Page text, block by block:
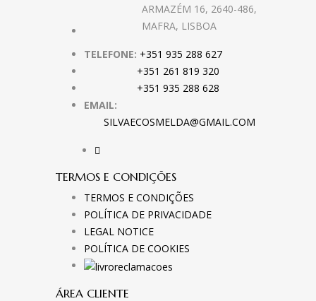
ARMAZÉM 16, 2640-486,
MAFRA, LISBOA
TELEFONE: +351 935 288 627
+351 261 819 320
+351 935 288 628
EMAIL:
SILVAECOSMELDA@GMAIL.COM
TERMOS E CONDIÇÕES
TERMOS E CONDIÇÕES
POLÍTICA DE PRIVACIDADE
LEGAL NOTICE
POLÍTICA DE COOKIES
ÁREA CLIENTE